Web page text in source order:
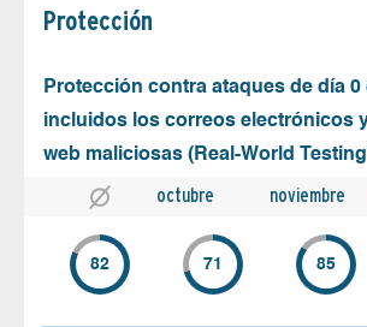
Protección
Protección contra ataques de día 0
incluidos los correos electrónicos
web maliciosas (Real-World
octubre noviembre
82 71 85